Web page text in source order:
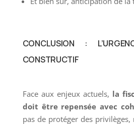
CONCLUSION :
CONSTRUCTIF
Face aux enjeux actuels, la
doit être repensée avec
pas de protéger des